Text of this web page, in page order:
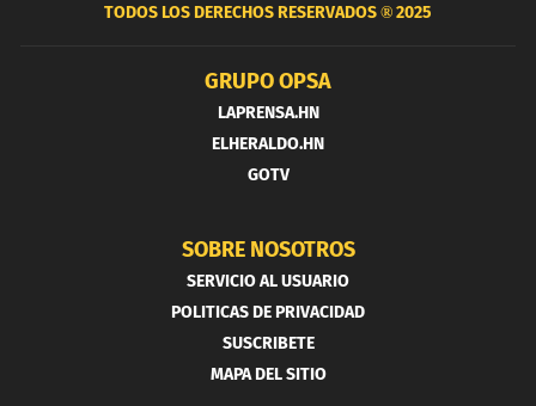
TODOS LOS DERECHOS RESERVADOS ®2025
GRUPO OPSA
LAPRENSA.HN
ELHERALDO.HN
GOTV
SOBRE NOSOTROS
SERVICIO AL USUARIO
POLITICAS DE PRIVACIDAD
SUSCRIBETE
MAPA DEL SITIO